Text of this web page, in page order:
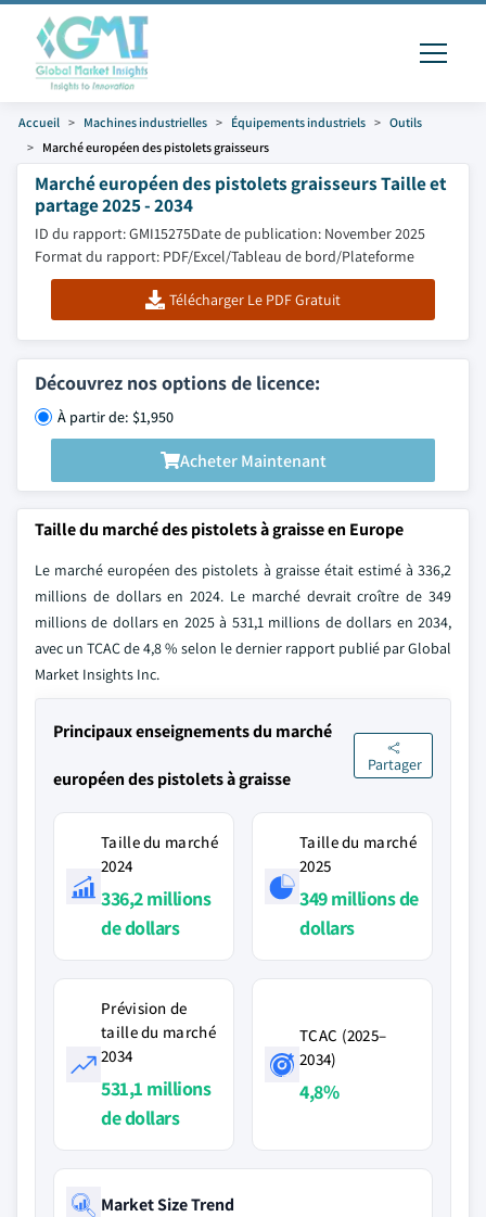
Accueil Machines industrielles Équipements industriels
Outils
Marché européen des pistolets graisseurs
Marché européen des pistolets graisseurs Taille et
partage 2025 - 2034
ID du rapport: GMI15275Date de publication: November 2025
Format du rapport: PDF/Excel/Tableau de bord/Plateforme
Télécharger Le PDF Gratuit
Découvrez nos options de licence:
À partir de: $1,950
Acheter Maintenant
Taille du marché des pistolets à graisse en Europe
Le marché européen des pistolets à graisse était estimé à 336,2
millions de dollars en 2024. Le marché devrait croître de 349
millions de dollars en 2025 à 531,1 millions de dollars en 2034,
avec un TCAC de 4,8 % selon le dernier rapport publié par Global
Market Insights Inc.
Principaux enseignements du marché
européen des pistolets à graisse
Partager
Taille du marché
2024
336,2 millions
de dollars
Taille du marché
2025
349 millions de
dollars
Prévision de
taille du marché
2034
531,1 millions
de dollars
TCAC (2025–
2034)
4,8%
Market Size Trend